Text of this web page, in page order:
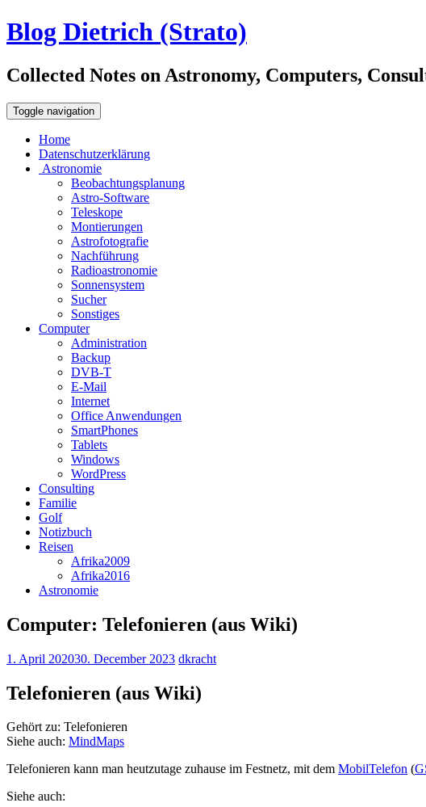
Blog Dietrich (Strato)
Collected Notes on Astronomy, Computers,
Toggle navigation
Home
Datenschutzerklärung
Astronomie
Beobachtungsplanung
Astro-Software
Teleskope
Montierungen
Astrofotografie
Nachführung
Radioastronomie
Sonnensystem
Sucher
Sonstiges
Computer
Administration
Backup
DVB-T
E-Mail
Internet
Office Anwendungen
SmartPhones
Tablets
Windows
WordPress
Consulting
Familie
Golf
Notizbuch
Reisen
Afrika2009
Afrika2016
Astronomie
Computer: Telefonieren (aus Wiki)
1. April 202030. December 2023 dkracht
Telefonieren (aus Wiki)
Gehört zu: Telefonieren
Siehe auch: MindMaps
Telefonieren kann man heutzutage zuhause im Festnetz, mit dem MobilTelefon (
Siehe auch: